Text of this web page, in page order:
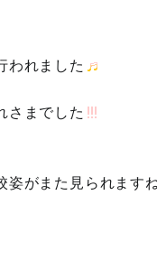
われました
さまでした
姿がまた見られます